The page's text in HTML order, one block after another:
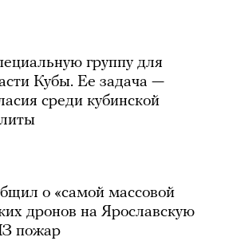
группу для
Кубы. Ее задача —
среди кубинской
о «самой массовой
дронов на Ярославскую
пожар